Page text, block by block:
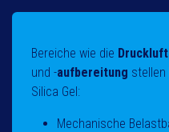
Bereiche wie die
und -aufbereitung stellen
Silica Gel:
Mechanische